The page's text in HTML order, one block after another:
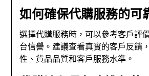
如何確保代購服務的可
選擇代購服務時，可以參考客戶評
台信譽。建議查看真實的客戶反饋
性、貨品品質和客戶服務水準。